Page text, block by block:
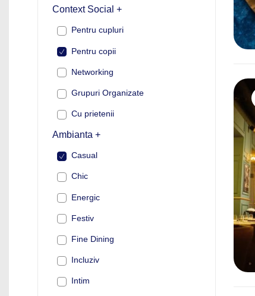
Context Social +
Pentru cupluri
Pentru copii
Networking
Grupuri Organizate
Cu prietenii
Ambianta +
Casual
Chic
Energic
Festiv
Fine Dining
Incluziv
Intim